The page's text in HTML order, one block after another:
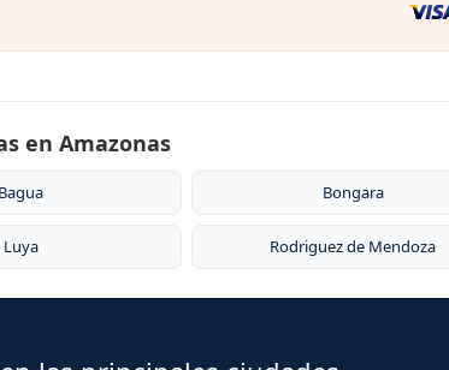
en Amazonas
Bagua Bongara
Luya Rodriguez de Mendoza